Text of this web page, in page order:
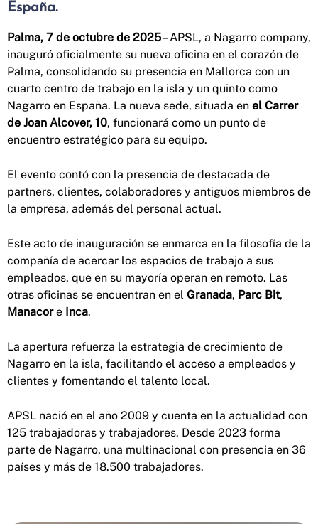
España.
Palma, 7 de octubre de 2025– APSL, a Nagarro company,
inauguró oficialmente su nueva oficina en el corazón de
Palma, consolidando su presencia en Mallorca con un
cuarto centro de trabajo en la isla y un quinto como
Nagarro en España. La nueva sede, situada en el Carrer
de Joan Alcover, 10, funcionará como un punto de
encuentro estratégico para su equipo.
El evento contó con la presencia de destacada de
partners, clientes, colaboradores y antiguos miembros de
la empresa, además del personal actual.
Este acto de inauguración se enmarca en la filosofía de la
compañía de acercar los espacios de trabajo a sus
empleados, que en su mayoría operan en remoto. Las
otras oficinas se encuentran en el Granada, Parc Bit,
Manacore Inca.
La apertura refuerza la estrategia de crecimiento de
Nagarro en la isla, facilitando el acceso a empleados y
clientes y fomentando el talento local.
APSL nació en el año 2009 y cuenta en la actualidad con
125 trabajadoras y trabajadores. Desde 2023 forma
parte de Nagarro, una multinacional con presencia en 36
países y más de 18.500 trabajadores.